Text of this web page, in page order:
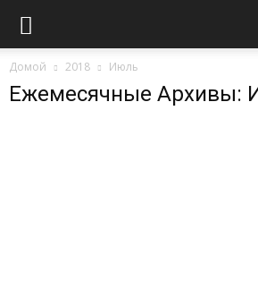
Домой 2018 Июль
Ежемесячные Архивы: